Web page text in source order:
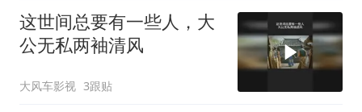
这世间总要有一些人，大
公无私两袖清风
大风车影视 3跟贴